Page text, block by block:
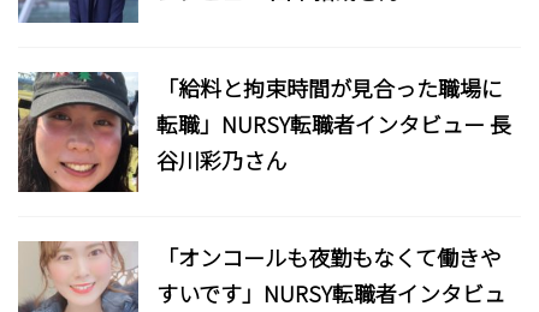
「給料と拘束時間が見合った職場に
転職」NURSY転職者インタビュー 長
谷川彩乃さん
「オンコールも夜勤もなくて働きや
すいです」NURSY転職者インタビュ